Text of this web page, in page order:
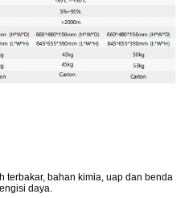
terbakar, bahan kimia, uap dan benda
daya.